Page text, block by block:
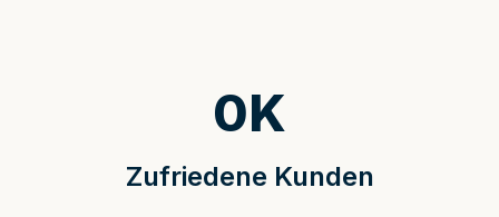
Zufriedene Kunden
0K